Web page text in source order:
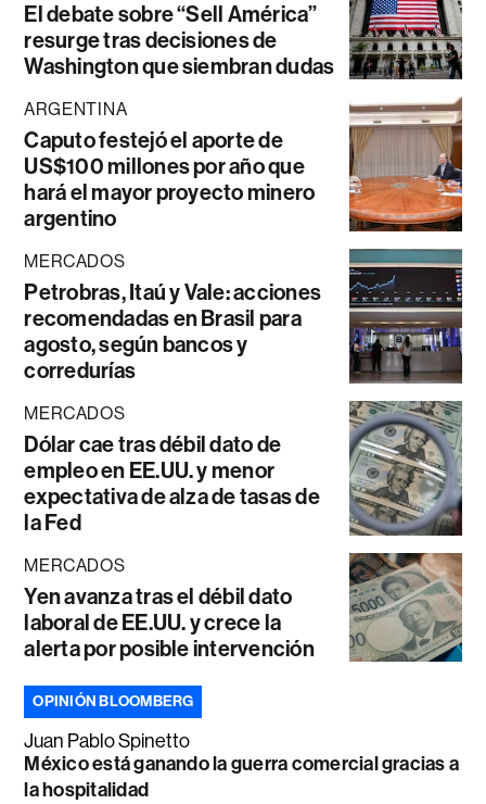
El debate sobre “Sell América”
resurge tras decisiones de
Washington que siembran dudas
ARGENTINA
Caputo festejó el aporte de
US$100 millones por año que
hará el mayor proyecto minero
argentino
MERCADOS
Petrobras, Itaú y Vale: acciones
recomendadas en Brasil para
agosto, según bancos y
corredurías
MERCADOS
Dólar cae tras débil dato de
empleo en EE.UU. y menor
expectativa de alza de tasas de
la Fed
MERCADOS
Yen avanza tras el débil dato
laboral de EE.UU. y crece la
alerta por posible intervención
OPINIÓN BLOOMBERG
Juan Pablo Spinetto
México está ganando la guerra comercial gracias a
la hospitalidad